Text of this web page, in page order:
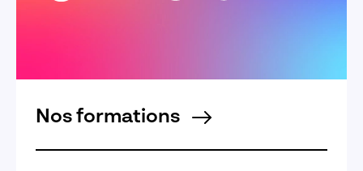
Nos formations